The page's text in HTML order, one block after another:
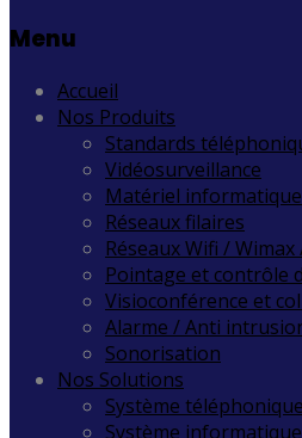
Menu
Accueil
Nos Produits
Standards
Vidéosurveillance
Matériel informatique
Réseaux filaires
Réseaux Wifi / Wimax
Pointage et contrôle
Visioconférence et
Alarme / Anti
Sonorisation
Nos Solutions
Système téléphonique
Système informatique